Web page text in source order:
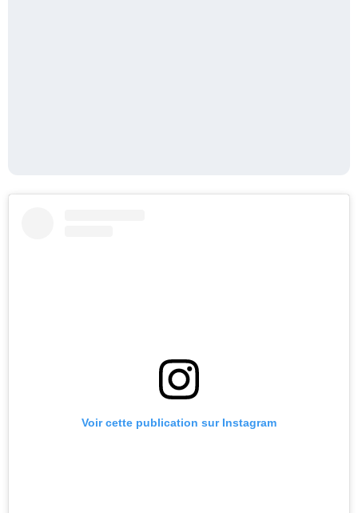
Voir cette publication sur Instagram